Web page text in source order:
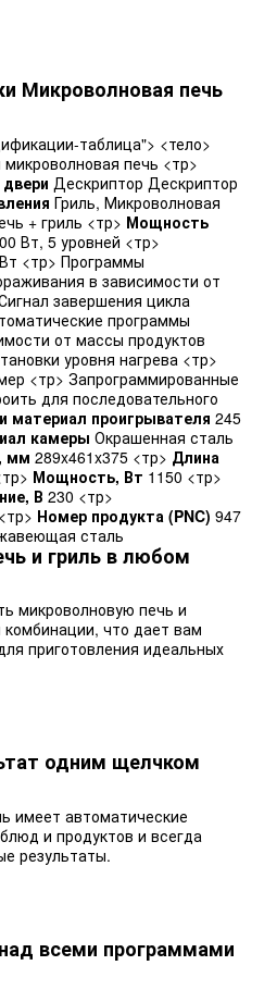
Микроволновая печь
таблица"> <тело>
печь <тр>
Дескриптор Дескриптор
Гриль, Микроволновая
+ гриль <тр> Мощность
Вт, 5 уровней <тр>
<тр> Программы
в зависимости от
завершения цикла
программы
от массы продуктов
уровня нагрева <тр>
<тр> Запрограммированные
для последовательного
материал проигрывателя 245
камеры Окрашенная сталь
мм 289x461x375 <тр> Длина
Мощность, Вт 1150 <тр>
В 230 <тр>
Номер продукта (PNC) 947
сталь
и гриль в любом
микроволновую печь и
что дает вам
приготовления идеальных
одним щелчком
имеет автоматические
и продуктов и всегда
результаты.
всеми программами